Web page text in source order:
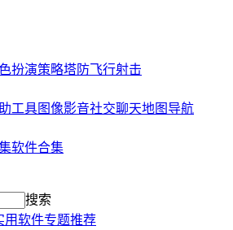
扮演策略塔防飞行射击
工具图像影音社交聊天地图导航
软件合集
搜索
用软件专题推荐